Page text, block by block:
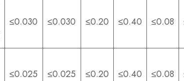
≤0.030 ≤0.030 ≤0.20 ≤0.40 ≤0.08
≤0.025 ≤0.025 ≤0.20 ≤0.40 ≤0.08